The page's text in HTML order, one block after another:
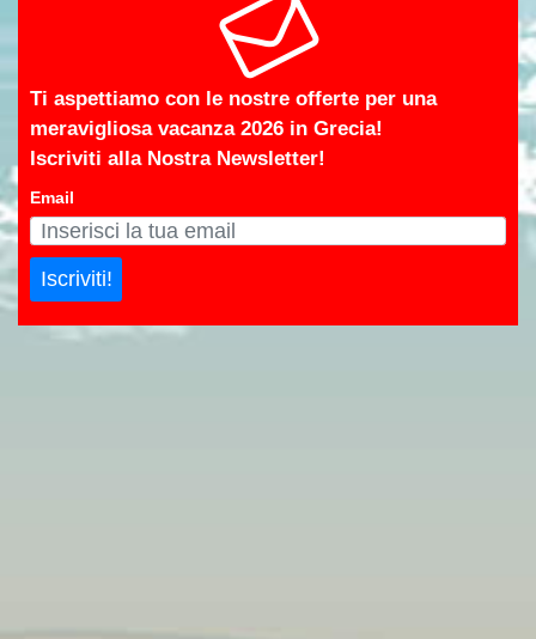
Ti aspettiamo con le nostre offerte per una
meravigliosa vacanza 2026 in Grecia!
Iscriviti alla Nostra Newsletter!
Email
Iscriviti!